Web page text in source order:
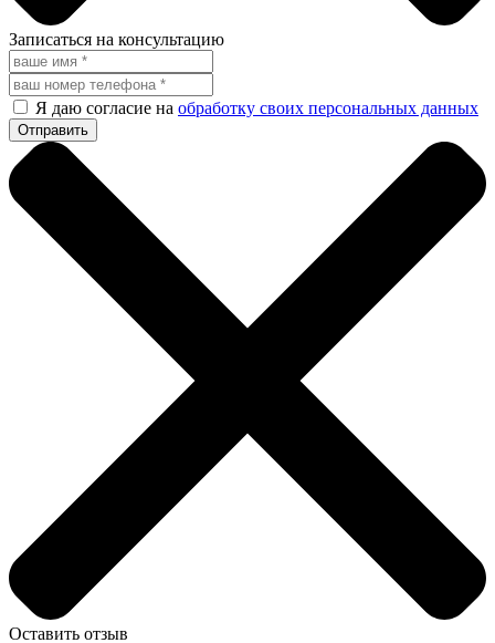
Записаться на консультацию
Я даю согласие на обработку своих персональных данных
Оставить отзыв